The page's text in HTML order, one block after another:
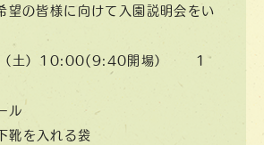
の皆様に向けて入園説明会をい
（土）10:00(9:40開場） 1
ル
を入れる袋